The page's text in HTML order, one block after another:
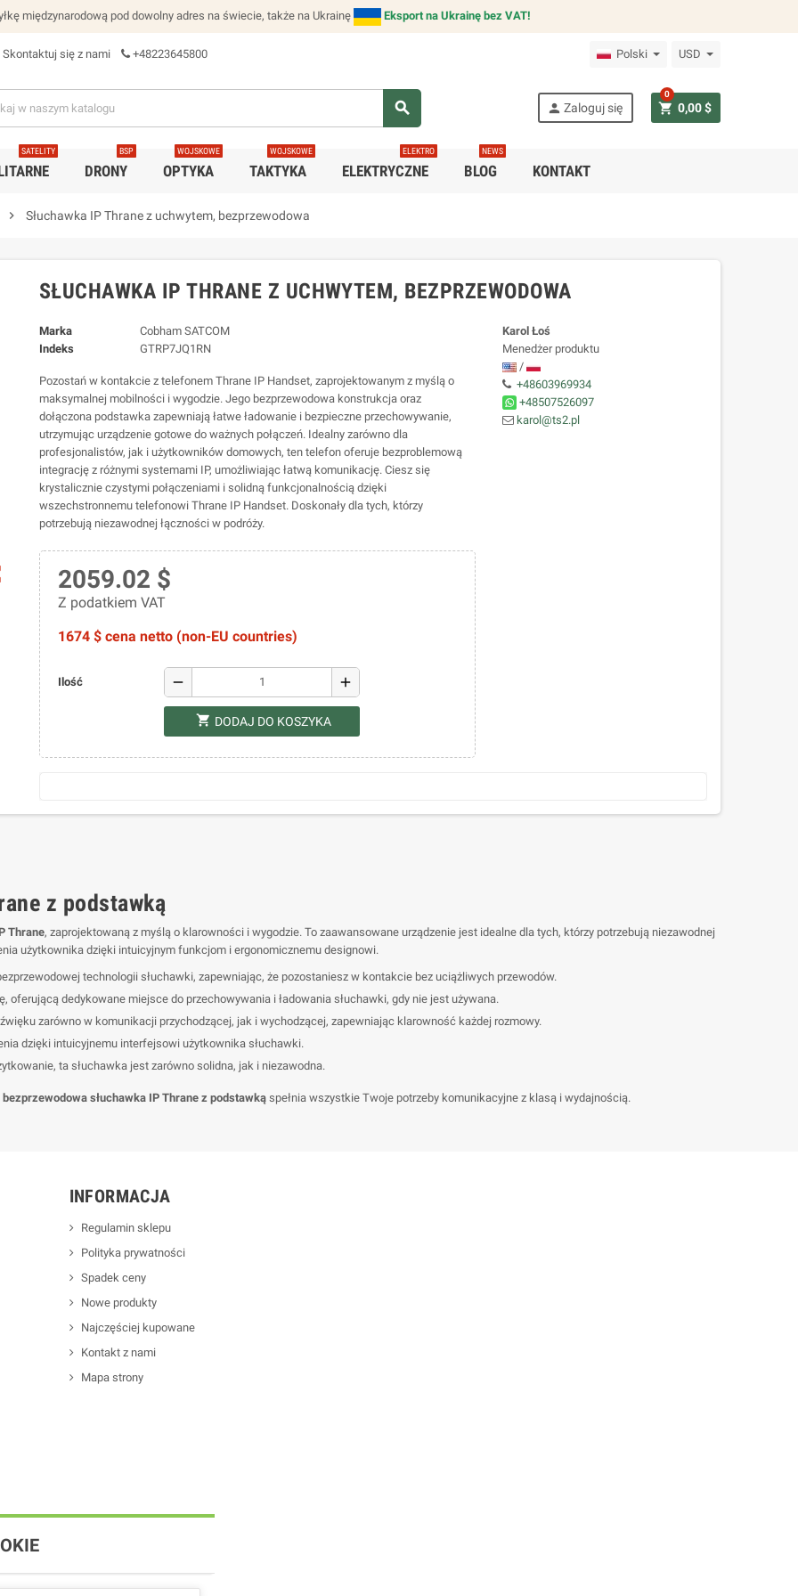
międzynarodową pod dowolny adres na świecie, także na Ukrainę Eksport na Ukrainę bez VAT!
Skontaktuj się z nami +48223645800 Polski USD
search person Zaloguj się shopping_cart 0,00 $
0
SATELITY
DRONY
BSP
OPTYKA
WOJSKOWE
TAKTYKA
WOJSKOWE
ELEKTRYCZNE
ELEKTRO
BLOG
NEWS
KONTAKT
chevron_right Słuchawka IP Thrane z uchwytem, bezprzewodowa
SŁUCHAWKA IP THRANE Z UCHWYTEM, BEZPRZEWODOWA
Marka
Cobham SATCOM
Indeks
GTRP7JQ1RN
Pozostań w kontakcie z telefonem Thrane IP Handset, zaprojektowanym z myślą o
maksymalnej mobilności i wygodzie. Jego bezprzewodowa konstrukcja oraz
dołączona podstawka zapewniają łatwe ładowanie i bezpieczne przechowywanie,
utrzymując urządzenie gotowe do ważnych połączeń. Idealny zarówno dla
profesjonalistów, jak i użytkowników domowych, ten telefon oferuje bezproblemową
integrację z różnymi systemami IP, umożliwiając łatwą komunikację. Ciesz się
krystalicznie czystymi połączeniami i solidną funkcjonalnością dzięki
wszechstronnemu telefonowi Thrane IP Handset. Doskonały dla tych, którzy
potrzebują niezawodnej łączności w podróży.
2059.02 $
Z podatkiem VAT
1674 $ cena netto (non-EU countries)
Ilość remove add
shopping_cart DODAJ DO KOSZYKA
Karol Łoś
Menedżer produktu
/
+48603969934
+48507526097
karol@ts2.pl
z podstawką
Thrane, zaprojektowaną z myślą o klarowności i wygodzie. To zaawansowane urządzenie jest idealne dla tych, którzy potrzebują niezawodnej
użytkownika dzięki intuicyjnym funkcjom i ergonomicznemu designowi.
technologii słuchawki, zapewniając, że pozostaniesz w kontakcie bez uciążliwych przewodów.
oferującą dedykowane miejsce do przechowywania i ładowania słuchawki, gdy nie jest używana.
zarówno w komunikacji przychodzącej, jak i wychodzącej, zapewniając klarowność każdej rozmowy.
dzięki intuicyjnemu interfejsowi użytkownika słuchawki.
ta słuchawka jest zarówno solidna, jak i niezawodna.
bezprzewodowa słuchawka IP Thrane z podstawką spełnia wszystkie Twoje potrzeby komunikacyjne z klasą i wydajnością.
INFORMACJA
Regulamin sklepu
Polityka prywatności
Spadek ceny
Nowe produkty
Najczęściej kupowane
Kontakt z nami
Mapa strony